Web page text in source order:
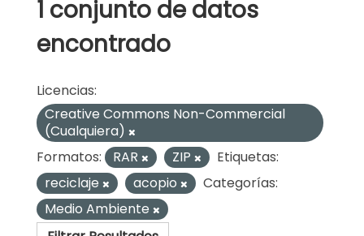
1 conjunto de datos
encontrado
Licencias:
Creative Commons Non-Commercial
(Cualquiera)
Formatos:
RAR ZIP
Etiquetas:
reciclaje
acopio
Categorías:
Medio Ambiente